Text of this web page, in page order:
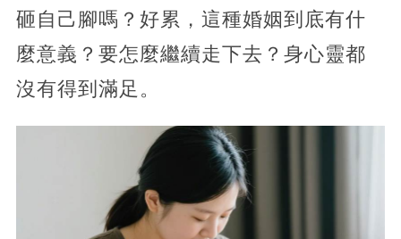
砸自己腳嗎？好累，這種婚姻到底有什
麼意義？要怎麼繼續走下去？身心靈都
沒有得到滿足。